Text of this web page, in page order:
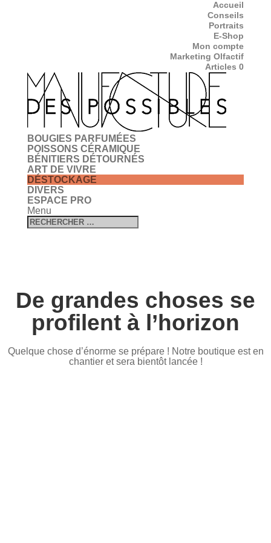
Accueil
Conseils
Portraits
E-Shop
Mon compte
Marketing Olfactif
Articles 0
BOUGIES PARFUMÉES
POISSONS CÉRAMIQUE
BÉNITIERS DÉTOURNÉS
ART DE VIVRE
DÉSTOCKAGE
DIVERS
ESPACE PRO
Menu
De grandes choses se
profilent à l’horizon
Quelque chose d’énorme se prépare ! Notre boutique est en
chantier et sera bientôt lancée !